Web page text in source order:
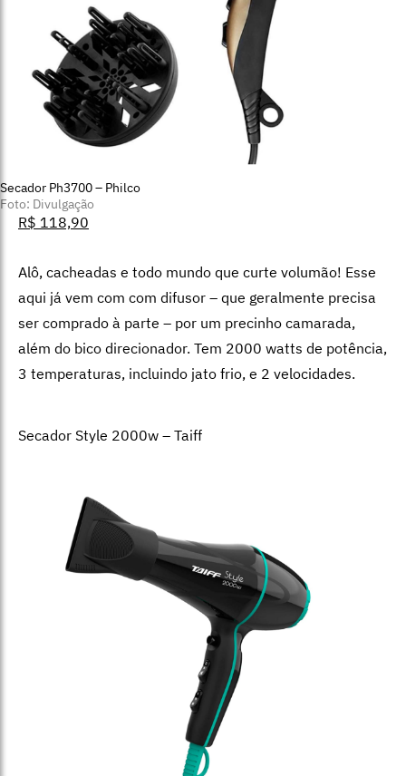
Secador Ph3700 – Philco
Foto: Divulgação
R$ 118,90
Alô, cacheadas e todo mundo que curte volumão! Esse
aqui já vem com com difusor – que geralmente precisa
ser comprado à parte – por um precinho camarada,
além do bico direcionador. Tem 2000 watts de potência,
3 temperaturas, incluindo jato frio, e 2 velocidades.
Secador Style 2000w – Taiff